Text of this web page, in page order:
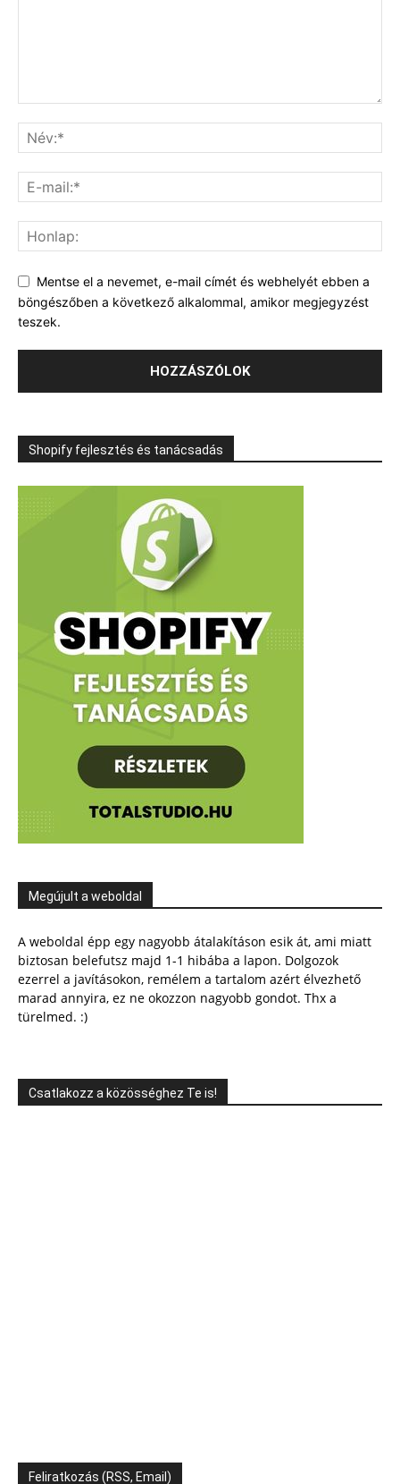
Mentse el a nevemet, e-mail címét és webhelyét ebben a
böngészőben a következő alkalommal, amikor megjegyzést
teszek.
Shopify fejlesztés és tanácsadás
Megújult a weboldal
A weboldal épp egy nagyobb átalakításon esik át, ami miatt
biztosan belefutsz majd 1-1 hibába a lapon. Dolgozok
ezerrel a javításokon, remélem a tartalom azért élvezhető
marad annyira, ez ne okozzon nagyobb gondot. Thx a
türelmed. :)
Csatlakozz a közösséghez Te is!
Feliratkozás (RSS, Email)